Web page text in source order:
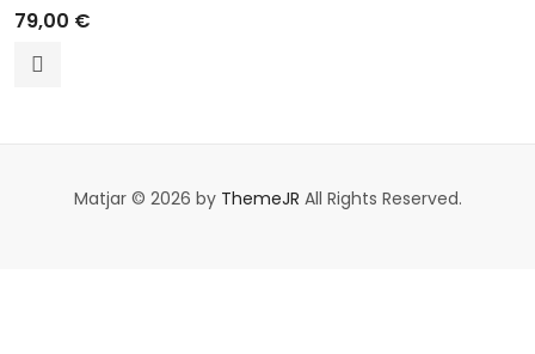
79,00 €
Matjar © 2026 by ThemeJR All Rights Reserved.